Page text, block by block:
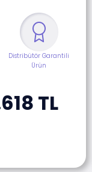
Distribütör Garantili
Ürün
TL